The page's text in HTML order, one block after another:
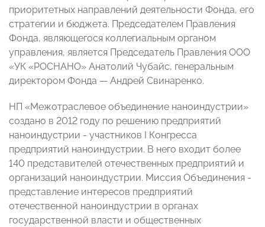
приоритетных направлений деятельности Фонда, его
стратегии и бюджета. Председателем Правления
Фонда, являющегося коллегиальным органом
управления, является Председатель Правления ООО
«УК «РОСНАНО» Анатолий Чубайс, генеральным
директором Фонда — Андрей Свинаренко.
НП «Межотраслевое объединение наноиндустрии»
создано в 2012 году по решению предприятий
наноиндустрии - участников I Конгресса
предприятий наноиндустрии. В него входит более
140 представителей отечественных предприятий и
организаций наноиндустрии. Миссия Объединения -
представление интересов предприятий
отечественной наноиндустрии в органах
государственной власти и общественных